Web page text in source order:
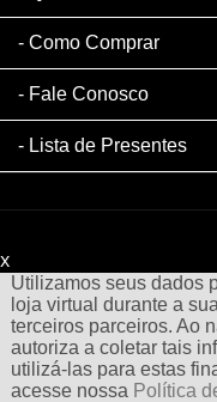
Como Comprar
Fale Conosco
Lista de Presentes
x
Utilizamos seus dados
loja virtual durante a
terceiros parceiros. Ao
autoriza a coletar tais
utilizá-las para estas
acesse nossa Política